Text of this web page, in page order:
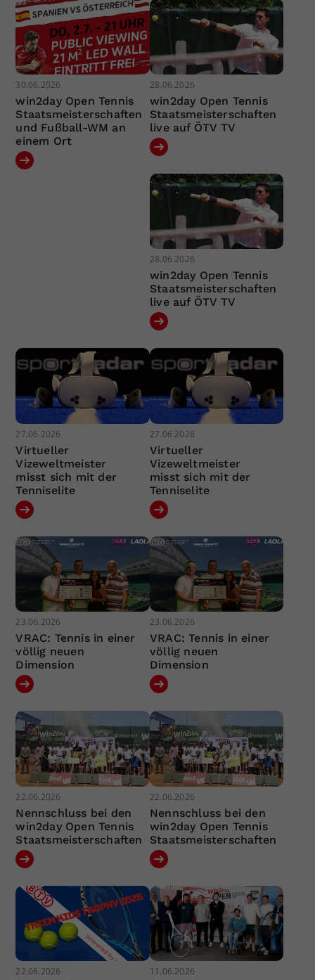
30.06.2026
win2day Open Tennis
Staatsmeisterschaften
und Fußball-WM an
einem Ort
28.06.2026
win2day Open Tennis
Staatsmeisterschaften
live auf ÖTV TV
28.06.2026
win2day Open Tennis
Staatsmeisterschaften
live auf ÖTV TV
27.06.2026
Virtueller
Vizeweltmeister
misst sich mit der
Tenniselite
27.06.2026
Virtueller
Vizeweltmeister
misst sich mit der
Tenniselite
23.06.2026
VRAC: Tennis in einer
völlig neuen
Dimension
23.06.2026
VRAC: Tennis in einer
völlig neuen
Dimension
22.06.2026
Nennschluss bei den
win2day Open Tennis
Staatsmeisterschaften
22.06.2026
Nennschluss bei den
win2day Open Tennis
Staatsmeisterschaften
22.06.2026 11.06.2026